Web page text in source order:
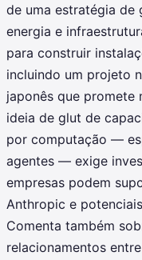
de uma estratégia de
energia e
para construir
incluindo um projeto
japonês que promete
ideia de glut de
por computação —
agentes — exige
empresas podem
Anthropic e
Comenta também
relacionamentos